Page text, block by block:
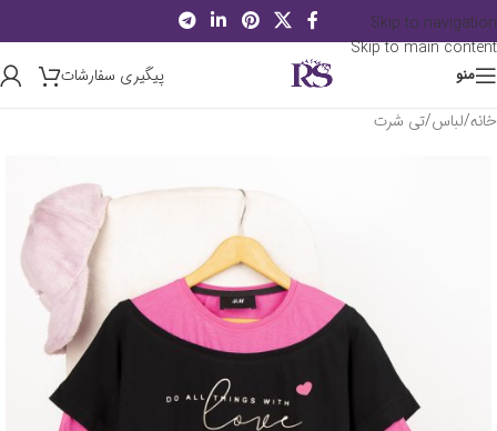
Skip to navigation
Skip to main content
منو
پیگیری سفارشات
خانه/لباس/تی شرت